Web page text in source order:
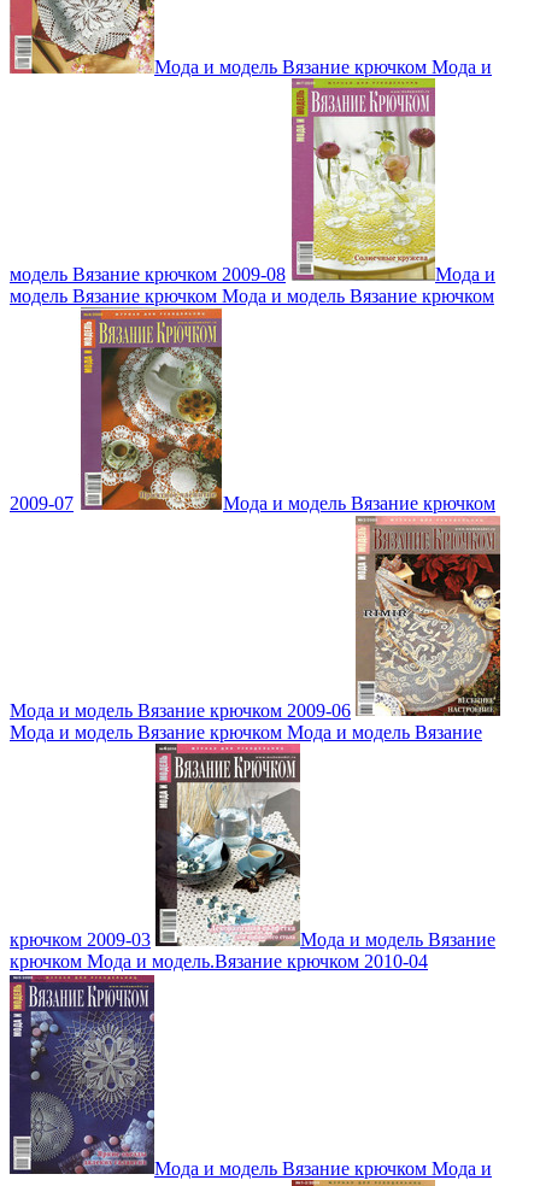
Мода и модель Вязание крючком Мода и
модель Вязание крючком 2009-08
Мода и
модель Вязание крючком Мода и модель Вязание крючком
2009-07 Мода и модель Вязание крючком
Мода и модель Вязание крючком 2009-06
Мода и модель Вязание крючком Мода и модель Вязание
крючком 2009-03
Мода и модель Вязание
крючком Мода и модель.Вязание крючком 2010-04
Мода и модель Вязание крючком Мода и